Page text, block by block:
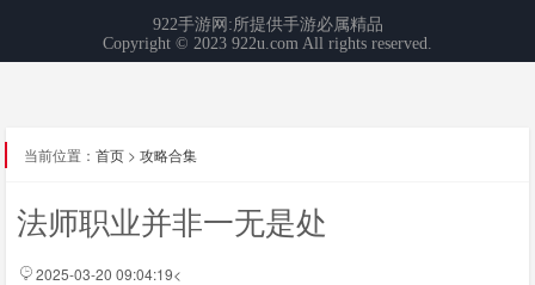
当前位置： 首页 > 攻略合集
法师职业并非一无是处
2025-03-20 09:04:19<